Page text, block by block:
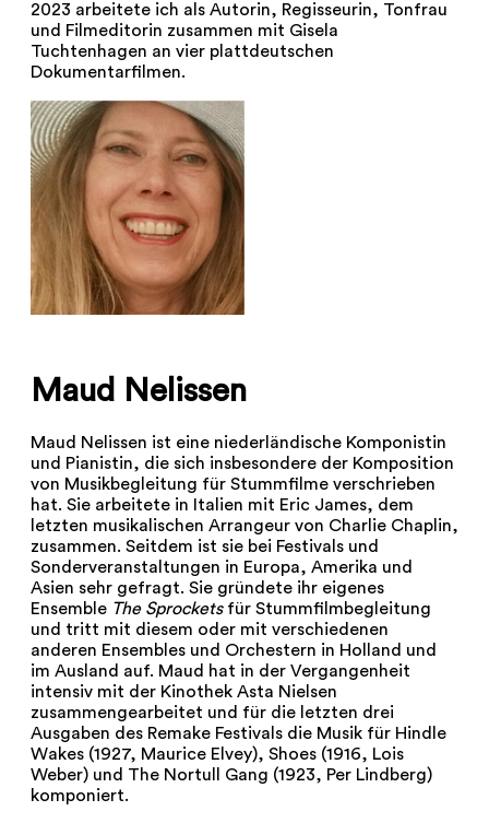
2023 arbeitete ich als Autorin, Regisseurin, Tonfrau
und Filmeditorin zusammen mit Gisela
Tuchtenhagen an vier plattdeutschen
Dokumentarfilmen.
Maud Nelissen
Maud Nelissen ist eine niederländische Komponistin
und Pianistin, die sich insbesondere der Komposition
von Musikbegleitung für Stummfilme verschrieben
hat. Sie arbeitete in Italien mit Eric James, dem
letzten musikalischen Arrangeur von Charlie Chaplin,
zusammen. Seitdem ist sie bei Festivals und
Sonderveranstaltungen in Europa, Amerika und
Asien sehr gefragt. Sie gründete ihr eigenes
Ensemble The Sprocketsfür Stummfilmbegleitung
und tritt mit diesem oder mit verschiedenen
anderen Ensembles und Orchestern in Holland und
im Ausland auf. Maud hat in der Vergangenheit
intensiv mit der Kinothek Asta Nielsen
zusammengearbeitet und für die letzten drei
Ausgaben des Remake Festivals die Musik für Hindle
Wakes (1927, Maurice Elvey), Shoes (1916, Lois
Weber) und The Nortull Gang (1923, Per Lindberg)
komponiert.